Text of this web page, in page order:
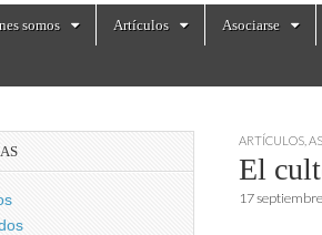
somos Artículos Asociarse
ARTÍCULOS
El
17